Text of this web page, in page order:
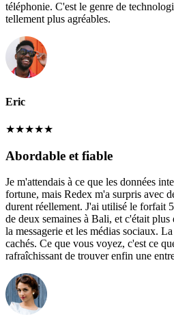
téléphonie. C'est le genre de
tellement plus agréables.
Eric
★★★★★
Abordable et fiable
Je m'attendais à ce que les données
fortune, mais Redex m'a surpris avec
durent réellement. J'ai utilisé le forfait
de deux semaines à Bali, et c'était
la messagerie et les médias sociaux.
cachés. Ce que vous voyez, c'est ce
rafraîchissant de trouver enfin une